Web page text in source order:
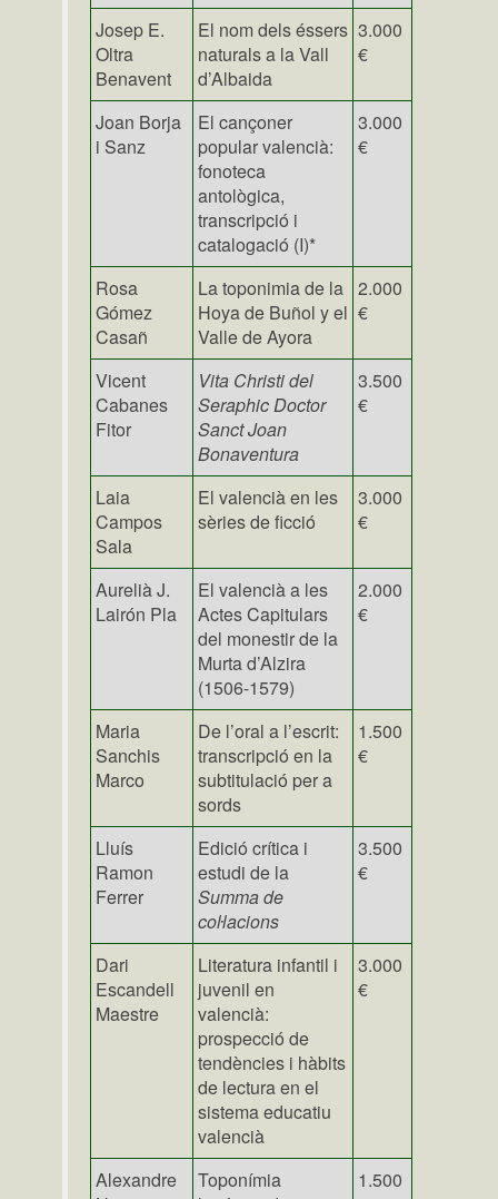
Josep E.
Oltra
Benavent
El nom dels éssers
naturals a la Vall
d’Albaida
3.000
€
Joan Borja
i Sanz
El cançoner
popular valencià:
fonoteca
antològica,
transcripció i
catalogació (I)*
3.000
€
Rosa
Gómez
Casañ
La toponimia de la
Hoya de Buñol y el
Valle de Ayora
2.000
€
Vicent
Cabanes
Fitor
Vita Christi del
Seraphic Doctor
Sanct Joan
Bonaventura
3.500
€
Laia
Campos
Sala
El valencià en les
sèries de ficció
3.000
€
Aurelià J.
Lairón Pla
El valencià a les
Actes Capitulars
del monestir de la
Murta d’Alzira
(1506-1579)
2.000
€
Maria
Sanchis
Marco
De l’oral a l’escrit:
transcripció en la
subtitulació per a
sords
1.500
€
Lluís
Ramon
Ferrer
Edició crítica i
estudi de la
Summa de
coŀlacions
3.500
€
Dari
Escandell
Maestre
Literatura infantil i
juvenil en
valencià:
prospecció de
tendències i hàbits
de lectura en el
sistema educatiu
valencià
3.000
€
Alexandre
Toponímia
1.500